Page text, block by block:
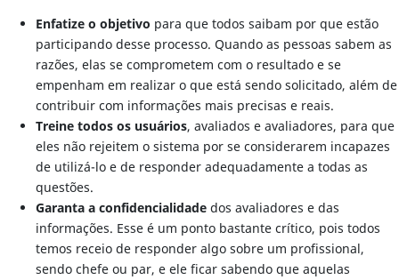
Enfatize o objetivo para que todos saibam por que estão
participando desse processo. Quando as pessoas sabem as
razões, elas se comprometem com o resultado e se
empenham em realizar o que está sendo solicitado, além de
contribuir com informações mais precisas e reais.
Treine todos os usuários, avaliados e avaliadores, para que
eles não rejeitem o sistema por se considerarem incapazes
de utilizá-lo e de responder adequadamente a todas as
questões.
Garanta a confidencialidadedos avaliadores e das
informações. Esse é um ponto bastante crítico, pois todos
temos receio de responder algo sobre um profissional,
sendo chefe ou par, e ele ficar sabendo que aquelas